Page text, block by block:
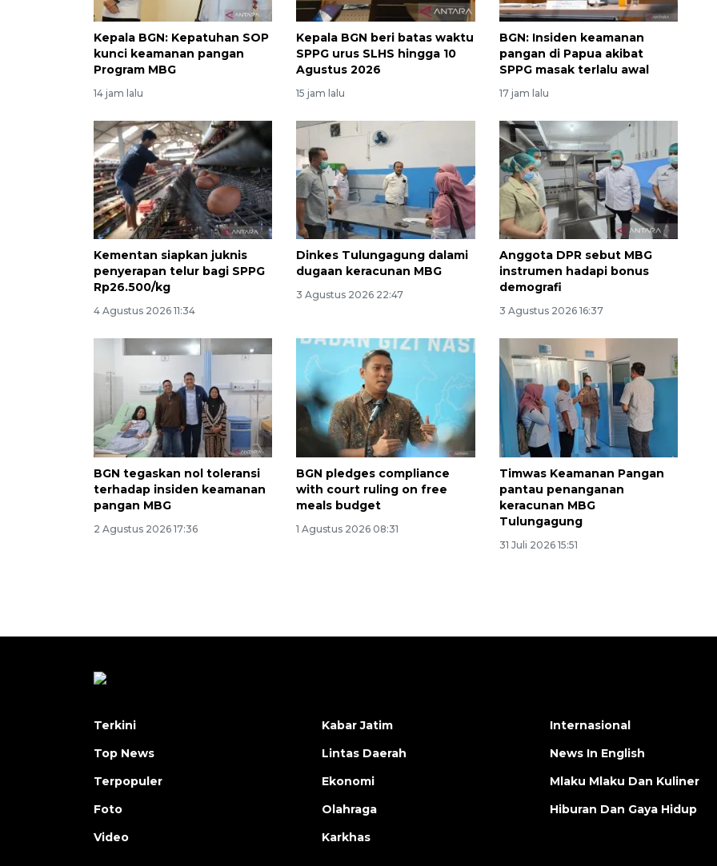
Kepala BGN: Kepatuhan SOP
kunci keamanan pangan
Program MBG
14 jam lalu
Kepala BGN beri batas waktu
SPPG urus SLHS hingga 10
Agustus 2026
15 jam lalu
BGN: Insiden keamanan
pangan di Papua akibat
SPPG masak terlalu awal
17 jam lalu
Kementan siapkan juknis
penyerapan telur bagi SPPG
Rp26.500/kg
4 Agustus 2026 11:34
Dinkes Tulungagung dalami
dugaan keracunan MBG
3 Agustus 2026 22:47
Anggota DPR sebut MBG
instrumen hadapi bonus
demografi
3 Agustus 2026 16:37
BGN tegaskan nol toleransi
terhadap insiden keamanan
pangan MBG
2 Agustus 2026 17:36
BGN pledges compliance
with court ruling on free
meals budget
1 Agustus 2026 08:31
Timwas Keamanan Pangan
pantau penanganan
keracunan MBG
Tulungagung
31 Juli 2026 15:51
jalanan Jakarta
2026-08-05 18:00:00
Terkini
Top News
Terpopuler
Foto
Video
Kabar Jatim
Lintas Daerah
Ekonomi
Olahraga
Karkhas
Internasional
News In English
Mlaku Mlaku Dan Kuliner
Hiburan Dan Gaya Hidup